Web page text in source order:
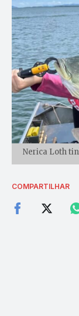
Nerica Loth
COMPARTILHAR